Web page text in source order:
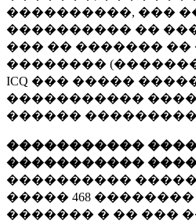
����������, ���
���������� ��
��� �� ������� ��
��������
ICQ ��� �����
�����������
������
�����������
�����������
����������
����� 468 ��������
������� � �� ���